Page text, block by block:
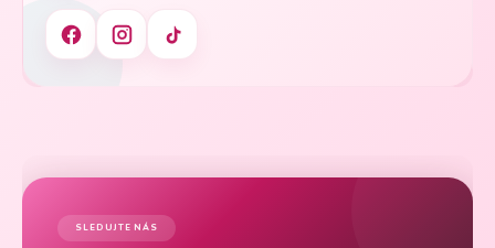
SLEDUJTE NÁS